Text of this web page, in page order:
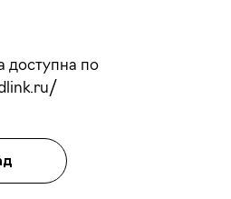
доступна по